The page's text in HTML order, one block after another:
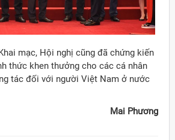
mạc, Hội nghị cũng đã chứng kiến
thức khen thưởng cho các cá nhân
tác đối với người Việt Nam ở nước
Mai Phương